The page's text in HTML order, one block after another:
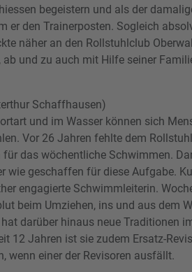
begeistern und als der
er den Trainerposten. Sogleich
näher an den Rollstuhlclub
und zu auch mit Hilfe seiner
Schaffhausen)
und im Wasser können sich
Vor 26 Jahren fehlte dem
das wöchentliche Schwimmen.
wie geschaffen für diese Aufgabe.
engagierte Schwimmleiterin.
beim Umziehen, ins und aus dem
darüber hinaus neue Traditionen
12 Jahren ist sie zudem Ersatz-
wenn einer der Revisoren ausfällt.